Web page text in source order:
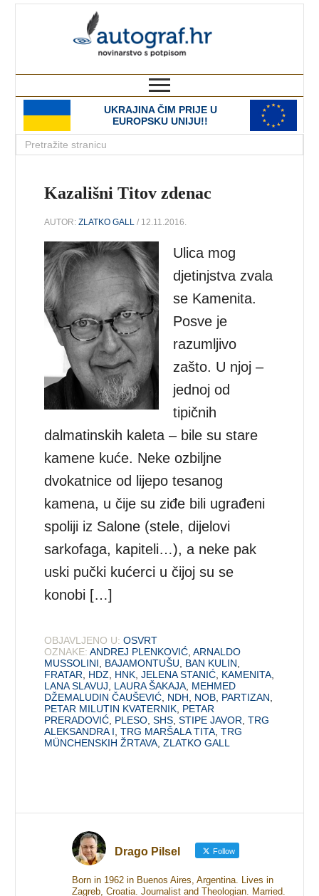
UKRAJINA ČIM PRIJE U
EUROPSKU UNIJU!!
Kazališni Titov zdenac
AUTOR:ZLATKO GALL / 12.11.2016.
Ulica mog
djetinjstva zvala
se Kamenita.
Posve je
razumljivo
zašto. U njoj –
jednoj od
tipičnih
dalmatinskih kaleta – bile su stare
kamene kuće. Neke ozbiljne
dvokatnice od lijepo tesanog
kamena, u čije su ziđe bili ugrađeni
spoliji iz Salone (stele, dijelovi
sarkofaga, kapiteli…), a neke pak
uski pučki kućerci u čijoj su se
konobi […]
OBJAVLJENO U: OSVRT
OZNAKE: ANDREJ PLENKOVIĆ ,ARNALDO
MUSSOLINI
BAJAMONTUŠU BAN KULIN
FRATAR
HDZ HNK ,JELENA STANIĆ KAMENITA
LANA SLAVUJ
LAURA ŠAKAJA MEHMED
DŽEMALUDIN ČAUŠEVIĆ NDH NOB PARTIZAN
PETAR MILUTIN KVATERNIK PETAR
PRERADOVIĆ PLESO ,SHS ,STIPE JAVOR ,TRG
ALEKSANDRA I ,TRG MARŠALA TITA ,TRG
MÜNCHENSKIH ŽRTAVA ,ZLATKO GALL
Drago Pilsel Follow
Born in 1962 in Buenos Aires, Argentina. Lives in
Zagreb, Croatia. Journalist and Theologian. Married.